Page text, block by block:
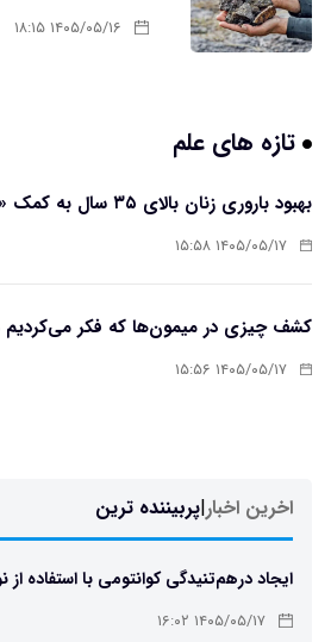
۱۴۰۵/۰۵/۱۶ ۱۸:۱۵
تازه های علم
بهبود باروری زنان بالای ۳۵ سال به کمک «مکمل‌های باکتریایی»
۱۴۰۵/۰۵/۱۷ ۱۵:۵۸
کشف چیزی در میمون‌ها که فکر
۱۴۰۵/۰۵/۱۷ ۱۵:۵۶
اخرین اخبار|پربیننده ترین
ایجاد درهم‌تنیدگی کوانتومی با استفاده از
۱۴۰۵/۰۵/۱۷ ۱۶:۰۲